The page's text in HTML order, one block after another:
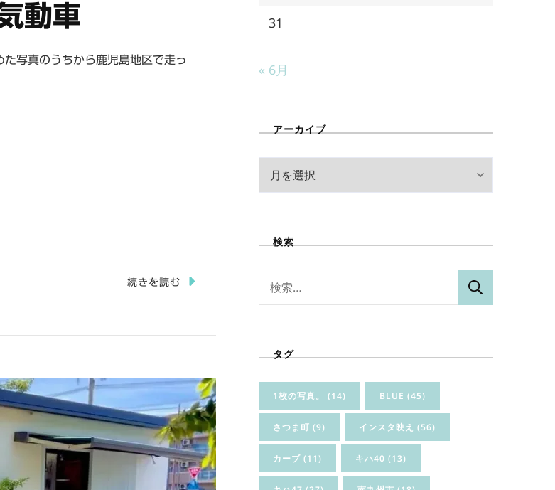
動車
写真のうちから鹿児島地区で走っ
続きを読む
31
« 6月
アーカイブ
ブ検索
タグ
1枚の写真。 (14) BLUE (45)
さつま町 (9) インスタ映え (56)
カーブ (11) キハ40 (13)